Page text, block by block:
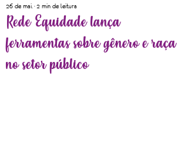
Rede Equidade lança
ferramentas sobre gênero e raça
no setor público
26 de mai. 2 min de leitura